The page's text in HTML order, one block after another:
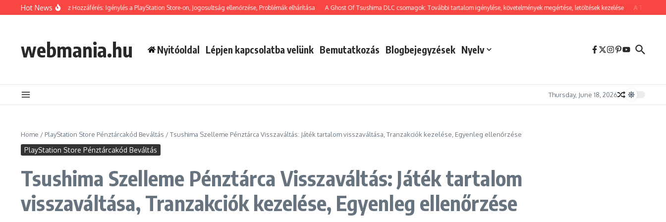
Skip to content
Hot News
Szelleme Bónusz Hozzáférés: Igénylés a PlayStation Store-on, Jogosultság ellenőrzése, Problémák elhárítása A Ghost Of Tsushima DLC csomagok: További tartalom igénylése, követelmények megértése, letöltések kezelése A Tsushima
webmania.hu Nyitóoldal Lépjen kapcsolatba velünk Bemutatkozás Blogbejegyzések Nyelv
Thursday, June 18, 2026
Home / PlayStation Store Pénztárcakód Beváltás /Tsushima Szelleme Pénztárca Visszaváltás: Játék tartalom visszaváltása, Tranzakciók kezelése, Egyenleg ellenőrzése
PlayStation Store Pénztárcakód Beváltás
Tsushima Szelleme Pénztárca Visszaváltás: Játék tartalom
visszaváltása, Tranzakciók kezelése, Egyenleg ellenőrzése